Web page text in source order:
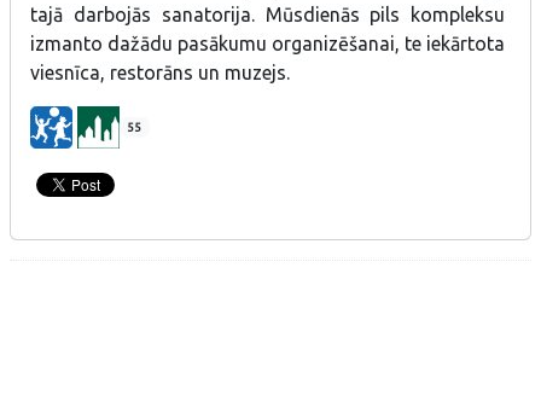
tajā darbojās sanatorija. Mūsdienās pils kompleksu
izmanto dažādu pasākumu organizēšanai, te iekārtota
viesnīca, restorāns un muzejs.
55